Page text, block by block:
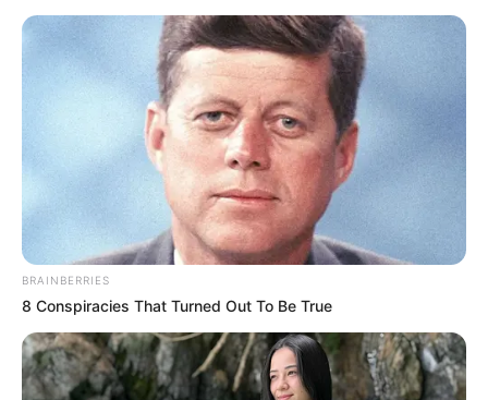
Συντάξεις Οκτωβρίου 2026: Πότε θα γίνει η
πληρωμή;
Συντάξεις Σεπτεμβρίου 2026 πληρωμή
Ακολουθήστε το evianews.com στοGoogle
ΤΑ ΠΙΟ ΔΗΜΟΦΙΛΗ
BRAINBERRIES
8 Conspiracies That Turned Out To Be True